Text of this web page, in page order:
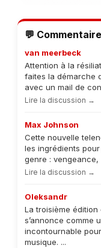
💬
van meerbeck
Attention à la
faites la démarche
avec un mail de
Lire la discussion →
Max Johnson
Cette nouvelle
les ingrédients
genre : vengeance,
Lire la discussion →
Oleksandr
La troisième édition
s’annonce comme
incontournable
musique. ...